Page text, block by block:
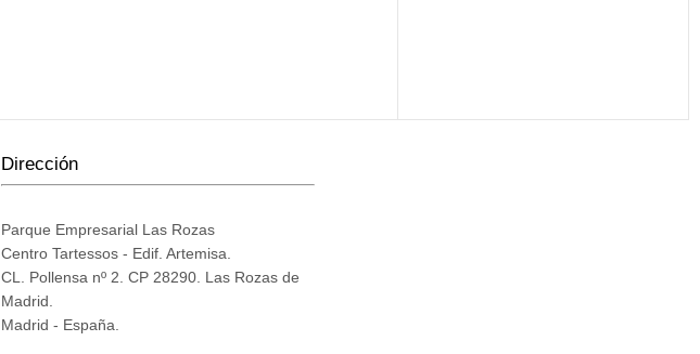
Dirección
Parque Empresarial Las Rozas
Centro Tartessos - Edif. Artemisa.
CL. Pollensa nº 2. CP 28290. Las Rozas de
Madrid.
Madrid - España.